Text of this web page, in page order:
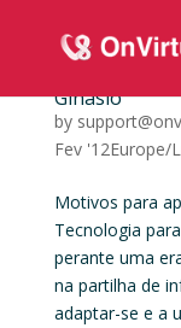
Ginásio
by
Fev '12Europe/
Motivos para
Tecnologia
perante uma
na partilha de
adaptar-se e a